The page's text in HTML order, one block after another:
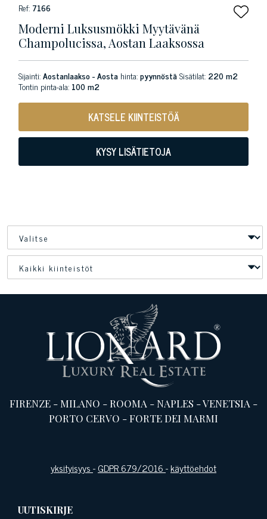
Ref: 7166
Moderni Luksusmökki Myytävänä
Champolucissa, Aostan Laaksossa
Sijainti:Aostanlaakso - Aosta hinta:pyynnöstäSisätilat: 220 m2
Tontin pinta-ala: 100 m2
KATSELE KIINTEISTÖÄ
KYSY LISÄTIETOJA
FIRENZE -MILANO -ROOMA -NAPLES -VENETSIA -
PORTO CERVO -FORTE DEI MARMI
yksityisyys-GDPR 679/2016-käyttöehdot
UUTISKIRJE